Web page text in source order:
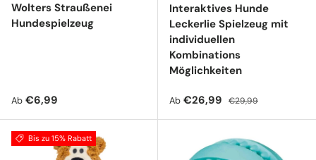
Wolters Straußenei
Hundespielzeug
Normaler Preis
Ab €6,99
Interaktives Hunde
Leckerlie Spielzeug mit
individuellen
Kombinations
Möglichkeiten
Verkaufspreis
Ab €26,99 Normaler Preis
€29,99
Bis zu 15% Rabatt